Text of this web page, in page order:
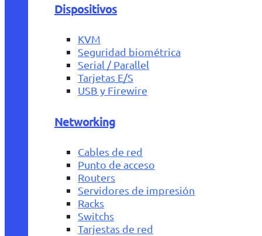
Dispositivos
KVM
Seguridad biométrica
Serial / Parallel
Tarjetas E/S
USB y Firewire
Networking
Cables de red
Punto de acceso
Routers
Servidores de impresión
Racks
Switchs
Tarjestas de red